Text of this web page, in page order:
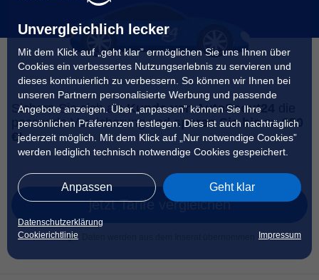
Unvergleichlich lecker
Mit dem Klick auf „geht klar” ermöglichen Sie uns Ihnen über
Cookies ein verbessertes Nutzungserlebnis zu servieren und
dieses kontinuierlich zu verbessern. So können wir Ihnen bei
unseren Partnern personalisierte Werbung und passende
Angebote anzeigen. Über „anpassen” können Sie Ihre
persönlichen Präferenzen festlegen. Dies ist auch nachträglich
jederzeit möglich. Mit dem Klick auf „Nur notwendige Cookies”
werden lediglich technisch notwendige Cookies gespeichert.
Anpassen Geht klar
Datenschutzerklärung
Cookierichtlinie
Impressum
Sichern Sie sich alsKunde von AutoScout24
passende Versicherung undsparen Sie bis zu 850
€!
jetzt Tarife vergleichen